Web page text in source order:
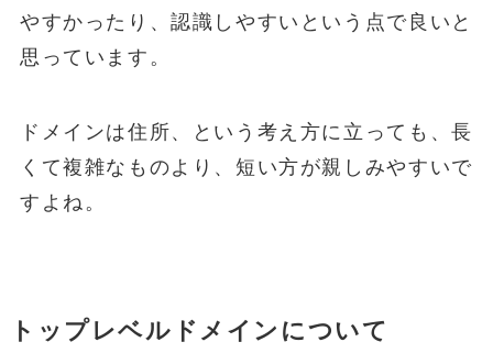
やすかったり、認識しやすいという点で良いと
思っています。
ドメインは住所、という考え方に立っても、長
くて複雑なものより、短い方が親しみやすいで
すよね。
トップレベルドメインについて